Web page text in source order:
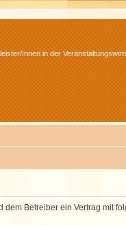
Innen in der
dem Betreiber ein Vertrag mit